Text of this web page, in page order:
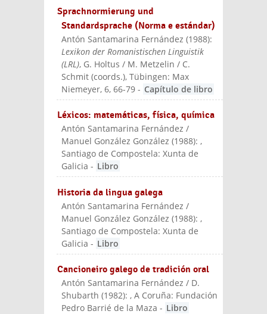
Sprachnormierung und
Standardsprache (Norma e estándar)
Antón Santamarina Fernández (1988):
Lexikon der Romanistischen Linguistik
(LRL), G. Holtus / M. Metzelin / C.
Schmit (coords.), Tübingen: Max
Niemeyer, 6, 66-79 - Capítulo de libro
Léxicos: matemáticas, física, química
Antón Santamarina Fernández /
Manuel González González(1988):,
Santiago de Compostela: Xunta de
Galicia - Libro
Historia da lingua galega
Antón Santamarina Fernández /
Manuel González González(1988): ,
Santiago de Compostela: Xunta de
Galicia - Libro
Cancioneiro galego de tradición oral
Antón Santamarina Fernández / D.
Shubarth (1982):, A Coruña: Fundación
Pedro Barrié de la Maza - Libro